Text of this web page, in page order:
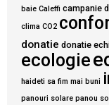
baie Caleffi campanie
clima CO2
donatie donatie
ecologie
haideti sa fim mai buni
panouri solare panou